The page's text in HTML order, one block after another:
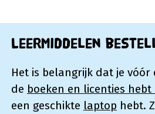
Leermiddelen
Het is belangrijk dat je
de boeken en licenties hebt
een geschikte laptop hebt.